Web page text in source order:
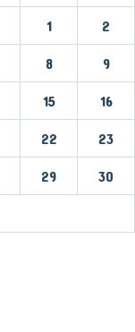
1 2
8 9
15 16
22 23
29 30